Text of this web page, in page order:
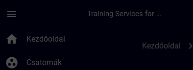
menu Training Services for Digital Industries
home Kezdőoldal
group_work Csatornák
Kezdőoldal chevron_right